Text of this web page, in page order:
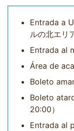
Entrada a
ルの北エリ
Entrada al
Área de
Boleto
Boleto
20:00）
Entrada al